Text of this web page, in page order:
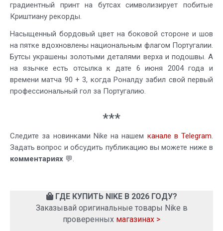
градиентный принт на бутсах символизирует побитые
Криштиану рекорды.
Насыщенный бордовый цвет на боковой стороне и шов
на пятке вдохновлены национальным флагом Португалии.
Бутсы украшены золотыми деталями верха и подошвы. А
на язычке есть отсылка к дате 6 июня 2004 года и
времени матча 90 + 3, когда Роналду забил свой первый
профессиональный гол за Португалию.
***
Следите за новинками Nike на нашем канале в Telegram.
Задать вопрос и обсудить публикацию вы можете ниже в
комментариях 💬.
ГДЕ КУПИТЬ NIKE В 2026 ГОДУ?
Заказывай оригинальные товары Nike в
проверенных магазинах >